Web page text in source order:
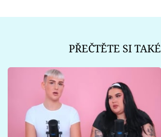
PŘEČTĚTE SI TAKÉ